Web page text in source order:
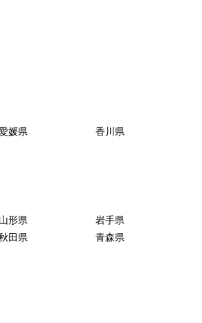
媛県
香川県
山形県
岩手県
田県 青森県